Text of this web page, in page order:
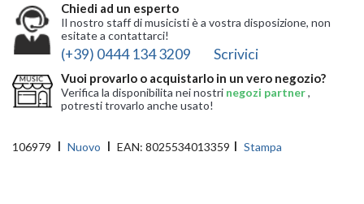
Chiedi ad un esperto
Il nostro staff di musicisti è a vostra disposizione, non
esitate a contattarci!
(+39) 0444 134 3209 Scrivici
Vuoi provarlo o acquistarlo in un vero negozio?
Verifica la disponibilita nei nostri negozi partner,
potresti trovarlo anche usato!
106979 Nuovo EAN: 8025534013359 Stampa